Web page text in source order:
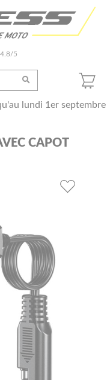
5
lundi 1er septembre
CAPOT